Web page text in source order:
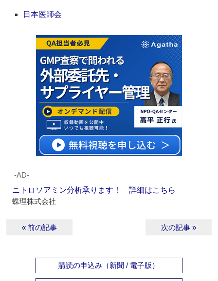
日本医師会
‐AD‐
ニトロソアミン分析承ります！ 詳細はこちら
蝶理株式会社
« 前の記事 次の記事 »
購読の申込み（新聞 / 電子版）